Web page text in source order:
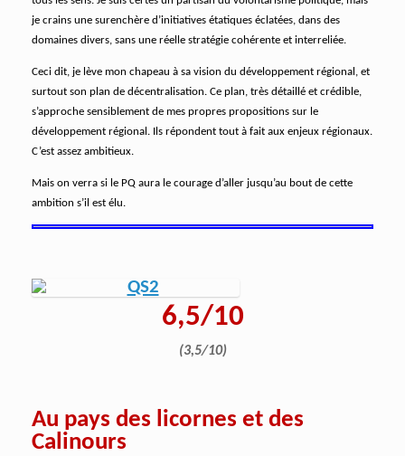
je crains une surenchère d’initiatives étatiques éclatées, dans des
domaines divers, sans une réelle stratégie cohérente et interreliée.
Ceci dit, je lève mon chapeau à sa vision du développement régional, et
surtout son plan de décentralisation. Ce plan, très détaillé et crédible,
s’approche sensiblement de mes propres propositions sur le
développement régional. Ils répondent tout à fait aux enjeux régionaux.
C’est assez ambitieux.
Mais on verra si le PQ aura le courage d’aller jusqu’au bout de cette
ambition s’il est élu.
6,5/10
(3,5/10)
Au pays des licornes et des
Calinours